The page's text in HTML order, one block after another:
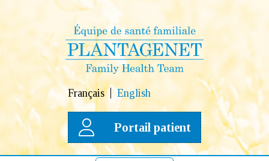
Français English
Portail patient